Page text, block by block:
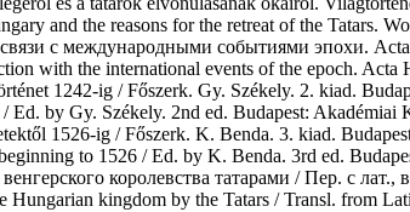
and the reasons for the retreat of the Tatars.
с международными событиями эпохи.
with the international events of the epoch.
1242-ig / Főszerk. Gy. Székely. 2. kiad.
by Gy. Székely. 2nd ed. Budapest: Akadémiai
1526-ig / Főszerk. K. Benda. 3. kiad.
to 1526 / Ed. by K. Benda. 3rd ed.
королевства татарами / Пер. с
Hungarian kingdom by the Tatars / Transl. from